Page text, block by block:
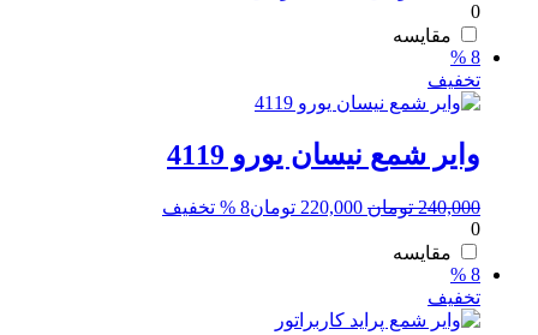
0
مقایسه
8 %
تخفیف
وایر شمع نیسان یورو 4119
240,000 تومان قیمت
220,000 تومان8 % تخفیف
0
مقایسه
8 %
تخفیف